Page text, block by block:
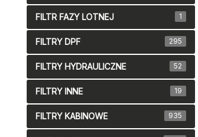
FILTR FAZY LOTNEJ 1
FILTRY DPF 295
FILTRY HYDRAULICZNE 52
FILTRY INNE 19
FILTRY KABINOWE 935